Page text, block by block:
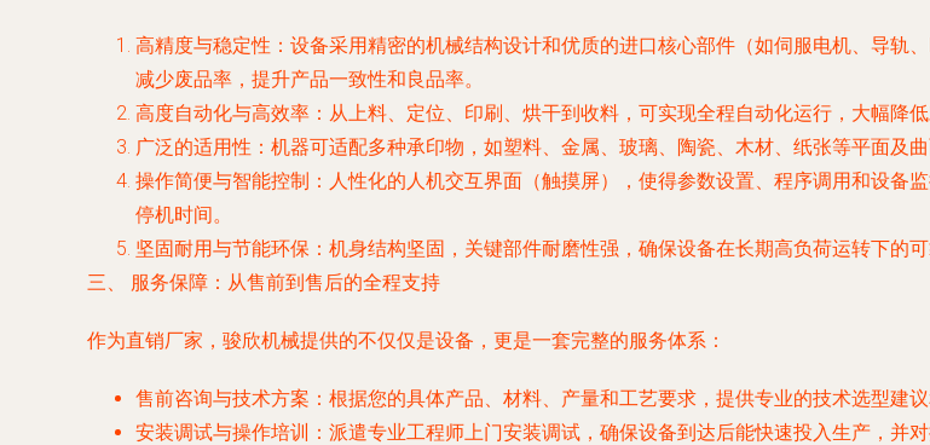
高精度与稳定性 ：设备采用精密的机械结构设计和优质的进口核心部件（如伺服电机、导轨
减少废品率，提升产品一致性和良品率。
高度自动化与高效率 ：从上料、定位、印刷、烘干到收料，可实现全程自动化运行，大幅降
广泛的适用性 ：机器可适配多种承印物，如塑料、金属、玻璃、陶瓷、木材、纸张等平面及
操作简便与智能控制 ：人性化的人机交互界面（触摸屏），使得参数设置、程序调用和设
停机时间。
坚固耐用与节能环保 ：机身结构坚固，关键部件耐磨性强，确保设备在长期高负荷运转下的
三、 服务保障：从售前到售后的全程支持
作为直销厂家，骏欣机械提供的不仅仅是设备，更是一套完整的服务体系：
售前咨询与技术方案 ：根据您的具体产品、材料、产量和工艺要求，提供专业的技术选型建议
安装调试与操作培训
：派遣专业工程师上门安装调试，确保设备到达后能快速投入生产，并